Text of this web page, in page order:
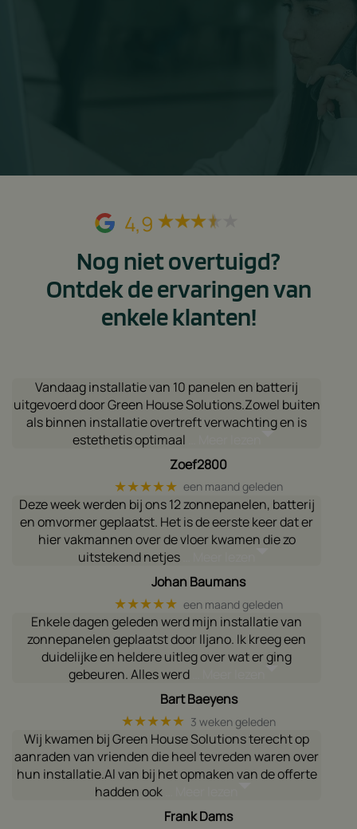
4,9
Nog niet overtuigd?
Ontdek de ervaringen van
enkele klanten!
Vandaag installatie van 10 panelen en batterij
uitgevoerd door Green House Solutions.Zowel buiten
als binnen installatie overtreft verwachting en is
estethetis optimaal
Zoef2800
★★★★★ een maand geleden
Deze week werden bij ons 12 zonnepanelen, batterij
en omvormer geplaatst. Het is de eerste keer dat er
hier vakmannen over de vloer kwamen die zo
uitstekend netjes
Johan Baumans
★★★★★ een maand geleden
Enkele dagen geleden werd mijn installatie van
zonnepanelen geplaatst door Iljano. Ik kreeg een
duidelijke en heldere uitleg over wat er ging
gebeuren. Alles werd
Bart Baeyens
★★★★★ 3 weken geleden
Wij kwamen bij Green House Solutions terecht op
aanraden van vrienden die heel tevreden waren over
hun installatie.Al van bij het opmaken van de offerte
hadden ook
Frank Dams